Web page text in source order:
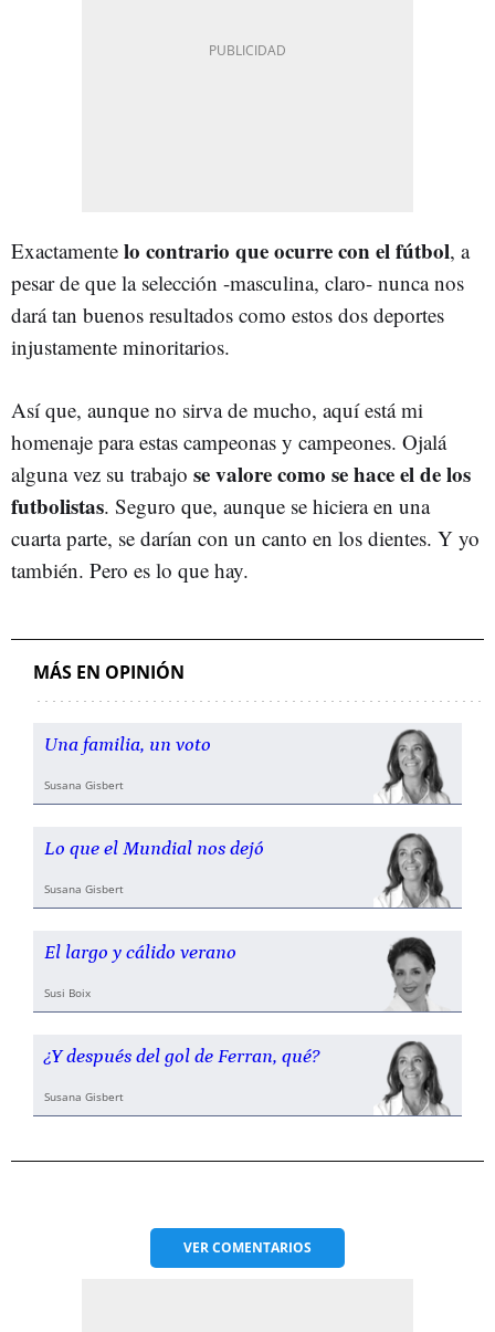
Exactamente lo contrario que ocurre con el fútbol, a
pesar de que la selección -masculina, claro- nunca nos
dará tan buenos resultados como estos dos deportes
injustamente minoritarios.
Así que, aunque no sirva de mucho, aquí está mi
homenaje para estas campeonas y campeones. Ojalá
alguna vez su trabajo se valore como se hace el de los
futbolistas. Seguro que, aunque se hiciera en una
cuarta parte, se darían con un canto en los dientes. Y yo
también. Pero es lo que hay.
MÁS EN OPINIÓN
Una familia, un voto
Susana Gisbert
Lo que el Mundial nos dejó
Susana Gisbert
El largo y cálido verano
Susi Boix
¿Y después del gol de Ferran, qué?
Susana Gisbert
VERCOMENTARIOS